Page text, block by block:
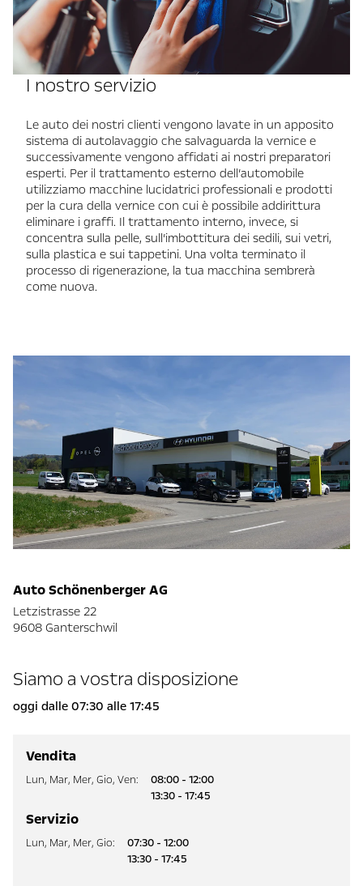
I nostro servizio
Le auto dei nostri clienti vengono lavate in un apposito
sistema di autolavaggio che salvaguarda la vernice e
successivamente vengono affidati ai nostri preparatori
esperti. Per il trattamento esterno dell’automobile
utilizziamo macchine lucidatrici professionali e prodotti
per la cura della vernice con cui è possibile addirittura
eliminare i graffi. Il trattamento interno, invece, si
concentra sulla pelle, sull’imbottitura dei sedili, sui vetri,
sulla plastica e sui tappetini. Una volta terminato il
processo di rigenerazione, la tua macchina sembrerà
come nuova.
Auto Schönenberger AG
Letzistrasse 22
9608 Ganterschwil
Siamo a vostra disposizione
oggi dalle 07:30 alle 17:45
Vendita
Lun, Mar, Mer, Gio, Ven:
08:00 - 12:00
13:30 - 17:45
Servizio
Lun, Mar, Mer, Gio:
07:30 - 12:00
13:30 - 17:45